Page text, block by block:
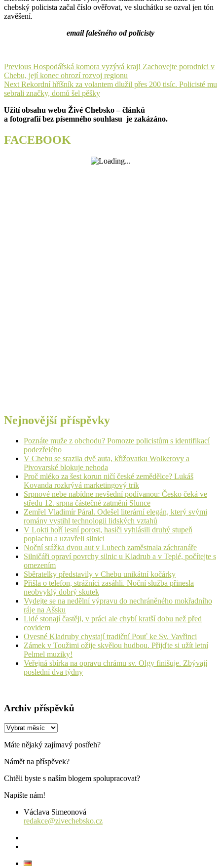
chebský policista začal číslo ověřovat, ve sluchátku se ozval jen tón
zavěšení.
email falešného od policisty
Navigace
pro
příspěvek
Previous Previous
post:
Hospodářská komora vyzývá kraj! Zachovejte porodnici v
Chebu, její konec ohrozí rozvoj regionu
Next Next
post:
Rekordní hříšník za volantem dlužil přes 200 tisíc. Policisté mu
sebrali značky, domů šel pěšky
Užití obsahu webu Živé Chebsko – článků
a fotografií bez písemného souhlasu je zakázáno.
FACEBOOK
Nejnovější příspěvky
Poznáte muže z obchodu? Pomozte policistům s identifikací
podezřelého
V Chebu se srazila dvě auta, křižovatku Wolkerovy a
Pivovarské blokuje nehoda
Proč mléko za šest korun ničí české zemědělce? Lukáš
Kovanda rozkrývá marketingový trik
Srpnové nebe nabídne nevšední podívanou: Česko čeká ve
středu 12. srpna částečné zatmění Slunce
Zemřel Vladimír Páral. Odešel literární elegán, který svými
romány vystihl technologii lidských vztahů
V Lokti hoří lesní porost, hasiči vyhlásili druhý stupeň
poplachu a uzavřeli silnici
Noční srážka dvou aut v Lubech zaměstnala záchranáře
Silničáři opraví povrchy silnic u Kladrub a v Teplé, počítejte s
omezením
Sběratelky představily v Chebu unikátní kočárky
Přišla o telefon, strážníci zasáhli. Noční služba přinesla
neobvyklý dobrý skutek
Vydejte se na nedělní výpravu do nechráněného mokřadního
ráje na Ašsku
Lidé stonají častěji, v práci ale chybí kratší dobu než před
covidem
Ovesné Kladruby chystají tradiční Pouť ke Sv. Vavřinci
Zámek v Toužimi ožije skvělou hudbou. Přijďte si užít letní
Pelmel muziky!
Veřejná sbírka na opravu chrámu sv. Olgy finišuje. Zbývají
poslední dva týdny
Archiv příspěvků
Archiv
Máte nějaký zajímavý postřeh?
Námět na příspěvek?
Chtěli byste s naším blogem spolupracovat?
Napište nám!
Václava Simeonová
redakce@zivechebsko.cz